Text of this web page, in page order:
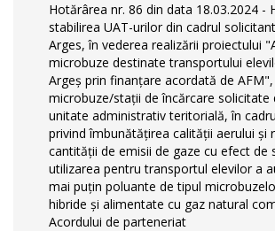
Hotărârea nr. 86 din data 18.03.2024 -
stabilirea UAT-urilor din cadrul
Arges, în vederea realizării proiectului
microbuze destinate transportului
Argeș prin finanțare acordată de
microbuze/stații de încărcare solicitate
unitate administrativ teritorială, în
privind îmbunătățirea calității aerului și
cantității de emisii de gaze cu efect de
utilizarea pentru transportul elevilor a
mai puțin poluante de tipul
hibride și alimentate cu gaz natural
Acordului de parteneriat